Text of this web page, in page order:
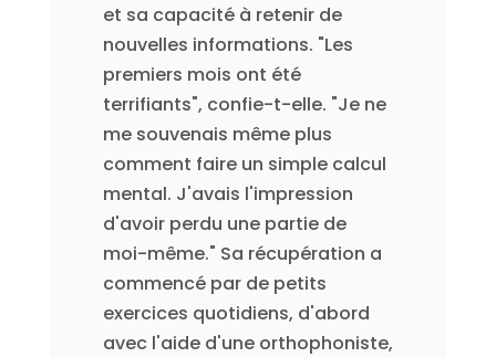
et sa capacité à retenir de
nouvelles informations. "Les
premiers mois ont été
terrifiants", confie-t-elle. "Je ne
me souvenais même plus
comment faire un simple calcul
mental. J'avais l'impression
d'avoir perdu une partie de
moi-même." Sa récupération a
commencé par de petits
exercices quotidiens, d'abord
avec l'aide d'une orthophoniste,